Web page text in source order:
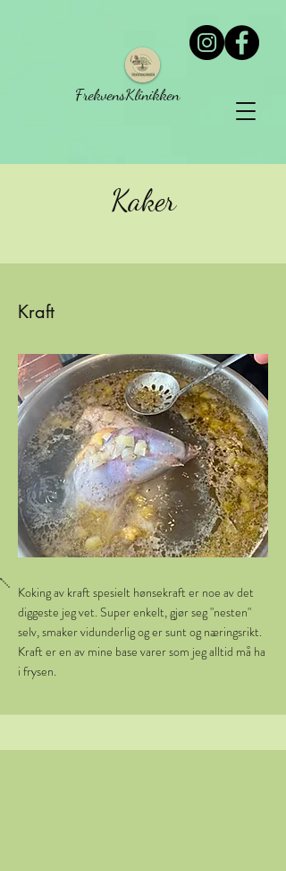
FrekvensKlinikken
Kaker
Kraft
Koking av kraft spesielt hønsekraft er noe av det
diggeste jeg vet. Super enkelt, gjør seg "nesten"
selv, smaker vidunderlig og er sunt og næringsrikt.
Kraft er en av mine base varer som jeg alltid må ha
i frysen.